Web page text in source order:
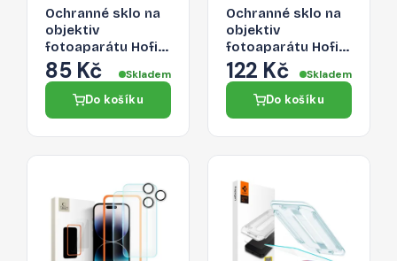
Ochranné sklo na
objektiv
fotoaparátu Hofi
Cam Pro+ Apple
iPhone 16 Pro / 16
Pro Max - čiré
85 Kč Skladem
Do košíku
Ochranné sklo na
objektiv
fotoaparátu Hofi
Camring Pro+
Apple iPhone 16
Pro / 16 Pro Max -
černá
122 Kč Skladem
Do košíku